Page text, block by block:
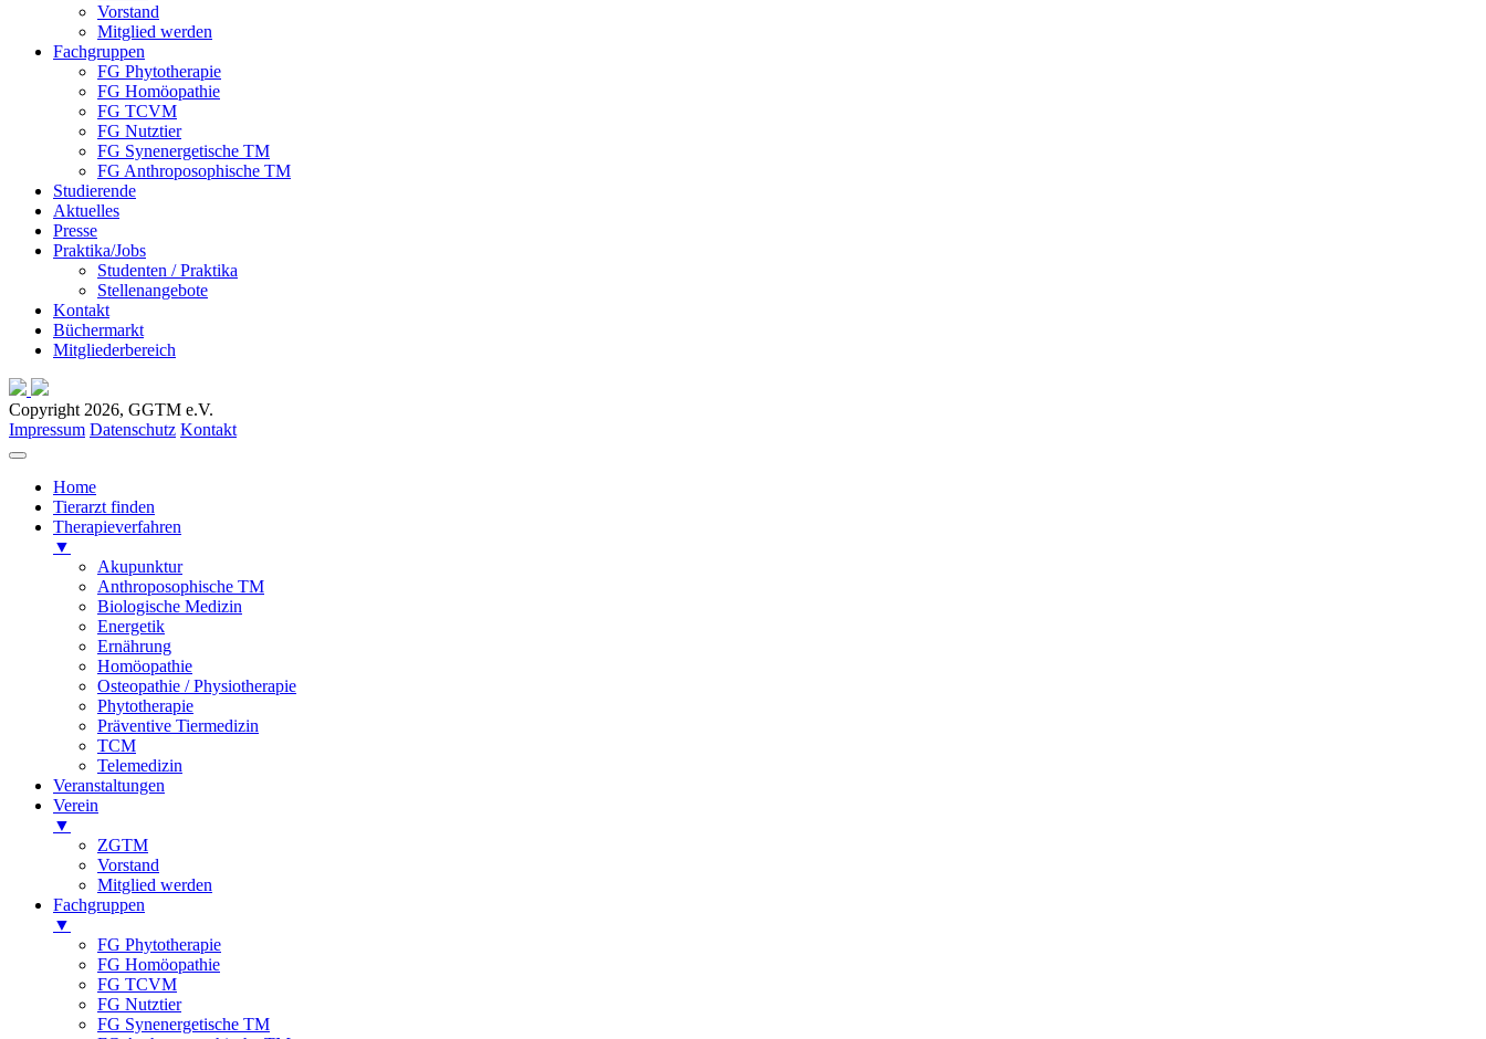
Vorstand
Mitglied werden
Fachgruppen
FG Phytotherapie
FG Homöopathie
FG TCVM
FG Nutztier
FG Synenergetische TM
FG Anthroposophische TM
Studierende
Aktuelles
Presse
Praktika/Jobs
Studenten / Praktika
Stellenangebote
Kontakt
Büchermarkt
Mitgliederbereich
Copyright 2026, GGTM e.V.
Impressum Datenschutz Kontakt
Home
Tierarzt finden
Therapieverfahren
▼
Akupunktur
Anthroposophische TM
Biologische Medizin
Energetik
Ernährung
Homöopathie
Osteopathie / Physiotherapie
Phytotherapie
Präventive Tiermedizin
TCM
Telemedizin
Veranstaltungen
Verein
▼
ZGTM
Vorstand
Mitglied werden
Fachgruppen
▼
FG Phytotherapie
FG Homöopathie
FG TCVM
FG Nutztier
FG Synenergetische TM